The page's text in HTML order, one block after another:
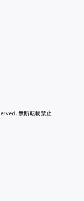
無断転載禁止